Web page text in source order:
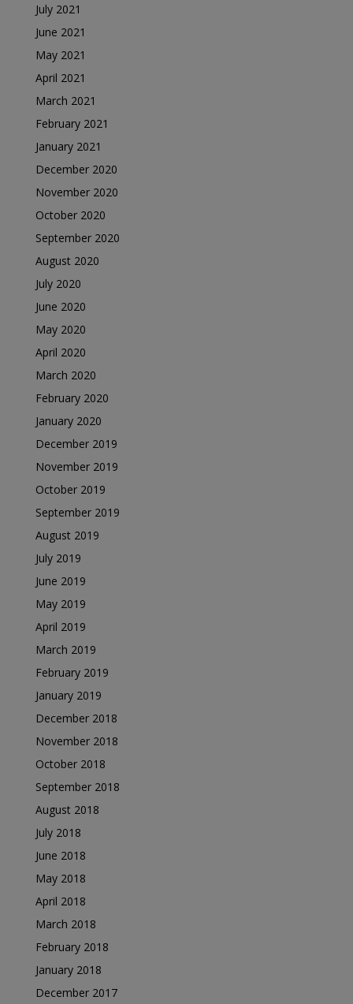
July 2021
June 2021
May 2021
April 2021
March 2021
February 2021
January 2021
December 2020
November 2020
October 2020
September 2020
August 2020
July 2020
June 2020
May 2020
April 2020
March 2020
February 2020
January 2020
December 2019
November 2019
October 2019
September 2019
August 2019
July 2019
June 2019
May 2019
April 2019
March 2019
February 2019
January 2019
December 2018
November 2018
October 2018
September 2018
August 2018
July 2018
June 2018
May 2018
April 2018
March 2018
February 2018
January 2018
December 2017